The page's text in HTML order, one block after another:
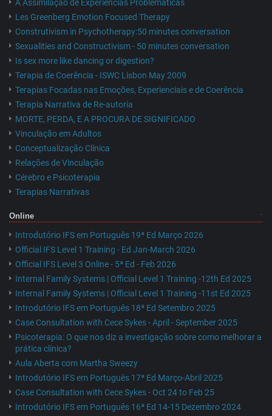
A Assimilação de Experiências Problemáticas
Les Greenberg Emotion Focused Therapy
Construtivism in Psychotherapy:50 minutes conversation
Sexualities and Constructivism - 50 minutes conversation
Is sex more like dancing or digestion?
Terapia de Coerência - ISWC Lisbon May 2009
Terapias Focadas nas Emoções, Experienciais e de Coerência
Terapia Narrativa de Re-autoria
MORTE, PERDA, E A PROCURA DE SIGNIFICADO
Vinculação em Adultos
Conceptualização Clínica
Relações de Vinculação
Cérebro e Psicoterapia
Terapias Narrativas
Online
Introdutório IFS em Português 19ª Ed Março 2026
Official IFS Level 1 Training - Ed Jan-March 2026
Official IFS Level 3 Online - 5ª Ed - Feb 2026
Internal Family Systems | Official Level 1 Training -12th Ed 2025
Internal Family Systems | Official Level 1 Training -11st Ed 2025
Introdutório IFS em Português 18ª Ed Setembro 2025
Case Consultation with Cece Sykes - April - September 2025
Psicoterapia: O que nos diz a investigação sobre como melhorar a
prática clínica?
Aula Aberta com Martha Sweezy
Introdutório IFS em Português 17ª Ed Março-Abril 2025
Case Consultation with Cece Sykes - Oct 24 to Feb 25
Introdutório IFS em Português 16ª Ed 14-15 Dezembro 2024